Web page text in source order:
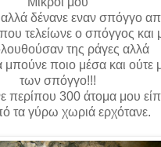
αλλά δένανε εναν σπόγγο
που τελείωνε ο σπόγγος και
της ράγες αλλά
μπούνε ποιο μέσα και ούτε
των σπόγγο!!!
περίπου 300 άτομα μου
τα γύρω χωριά ερχότανε.